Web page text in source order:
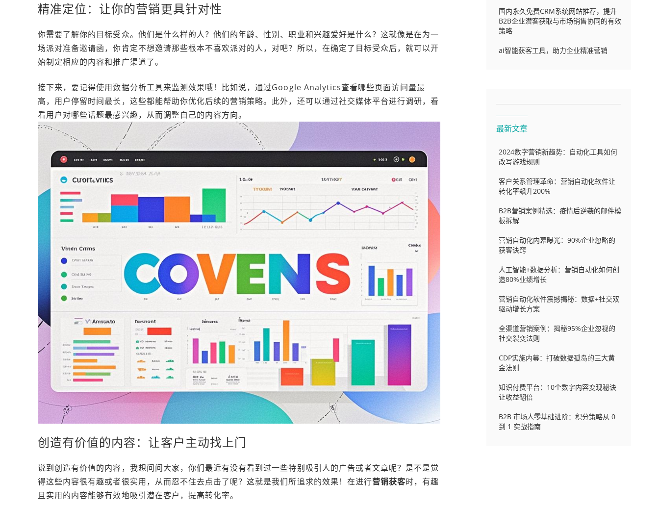
精准定位：让你的营销更具针对性
你需要了解你的目标受众。他们是什么样的人？他们的年龄、性别、职业和兴趣爱好是什么？这就像是在为一
场派对准备邀请函，你肯定不想邀请那些根本不喜欢派对的人，对吧？所以，在确定了目标受众后，就可以开
始制定相应的内容和推广渠道了。
接下来，要记得使用数据分析工具来监测效果哦！比如说，通过Google Analytics查看哪些页面访问量最
高，用户停留时间最长，这些都能帮助你优化后续的营销策略。此外，还可以通过社交媒体平台进行调研，看
看用户对哪些话题最感兴趣，从而调整自己的内容方向。
创造有价值的内容：让客户主动找上门
说到创造有价值的内容，我想问问大家，你们最近有没有看到过一些特别吸引人的广告或者文章呢？是不是觉
得这些内容很有趣或者很实用，从而忍不住去点击了呢？这就是我们所追求的效果！在进行营销获客时，有趣
且实用的内容能够有效地吸引潜在客户，提高转化率。
国内永久免费CRM系统网站推荐，提升
B2B企业潜客获取与市场销售协同的有效
策略
ai智能获客工具，助力企业精准营销
最新文章
2024数字营销新趋势：自动化工具如何
改写游戏规则
客户关系管理革命：营销自动化软件让
转化率飙升200%
B2B营销案例精选：疫情后逆袭的邮件模
板拆解
营销自动化内幕曝光：90%企业忽略的
获客诀窍
人工智能+数据分析：营销自动化如何创
造80%业绩增长
营销自动化软件震撼揭秘：数据+社交双
驱动增长方案
全渠道营销案例：揭秘95%企业忽视的
社交裂变法则
CDP实施内幕：打破数据孤岛的三大黄
金法则
知识付费平台：10个数字内容变现秘诀
让收益翻倍
B2B 市场人零基础进阶：积分策略从 0
到 1 实战指南